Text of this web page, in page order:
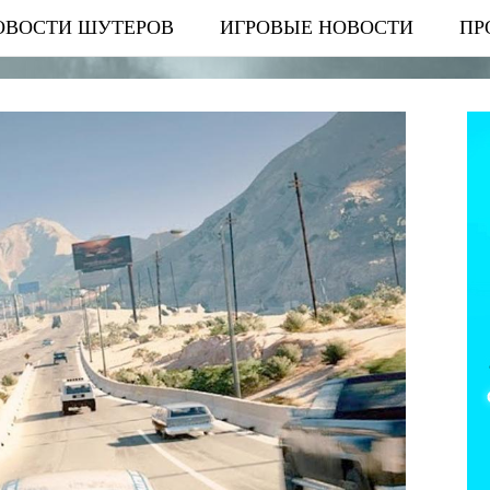
ШУТЕРОВ ИГРОВЫЕ НОВОСТИ